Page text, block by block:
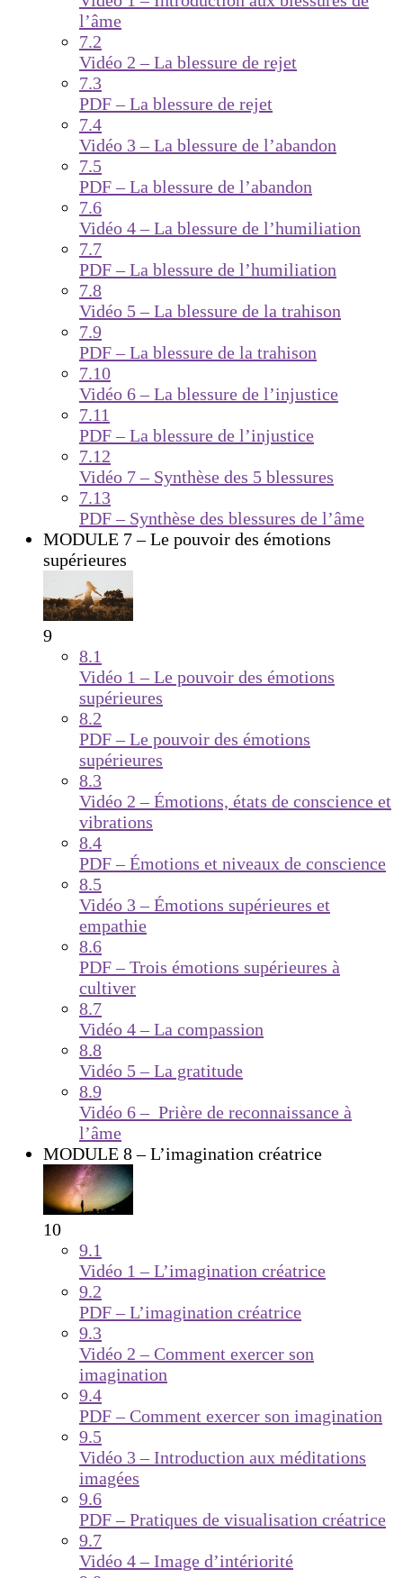
l’âme
7.2
Vidéo 2 – La blessure de rejet
7.3
PDF – La blessure de rejet
7.4
Vidéo 3 – La blessure de l’abandon
7.5
PDF – La blessure de l’abandon
7.6
Vidéo 4 – La blessure de l’humiliation
7.7
PDF – La blessure de l’humiliation
7.8
Vidéo 5 – La blessure de la trahison
7.9
PDF – La blessure de la trahison
7.10
Vidéo 6 – La blessure de l’injustice
7.11
PDF – La blessure de l’injustice
7.12
Vidéo 7 – Synthèse des 5 blessures
7.13
PDF – Synthèse des blessures de l’âme
MODULE 7 – Le pouvoir des émotions
supérieures
9
8.1
Vidéo 1 – Le pouvoir des émotions
supérieures
8.2
PDF – Le pouvoir des émotions
supérieures
8.3
Vidéo 2 – Émotions, états de conscience et
vibrations
8.4
PDF – Émotions et niveaux de conscience
8.5
Vidéo 3 – Émotions supérieures et
empathie
8.6
PDF – Trois émotions supérieures à
cultiver
8.7
Vidéo 4 – La compassion
8.8
Vidéo 5 – La gratitude
8.9
Vidéo 6 – Prière de reconnaissance à
l’âme
MODULE 8 – L’imagination créatrice
10
9.1
Vidéo 1 – L’imagination créatrice
9.2
PDF – L’imagination créatrice
9.3
Vidéo 2 – Comment exercer son
imagination
9.4
PDF – Comment exercer son imagination
9.5
Vidéo 3 – Introduction aux méditations
imagées
9.6
PDF – Pratiques de visualisation créatrice
9.7
Vidéo 4 – Image d’intériorité